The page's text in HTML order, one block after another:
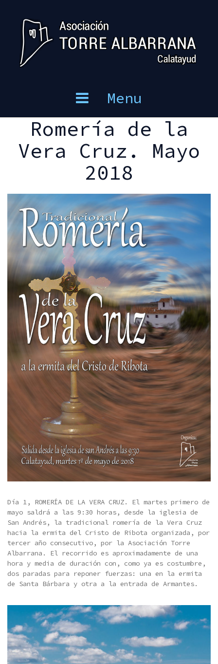
content
Menu
Romería de la
Vera Cruz. Mayo
2018
Día 1, ROMERÍA DE LA VERA CRUZ. El martes primero de
mayo saldrá a las 9:30 horas, desde la iglesia de
San Andrés, la tradicional romería de la Vera Cruz
hacia la ermita del Cristo de Ribota organizada, por
tercer año consecutivo, por la Asociación Torre
Albarrana. El recorrido es aproximadamente de una
hora y media de duración con, como ya es costumbre,
dos paradas para reponer fuerzas: una en la ermita
de Santa Bárbara y otra a la entrada de Armantes.